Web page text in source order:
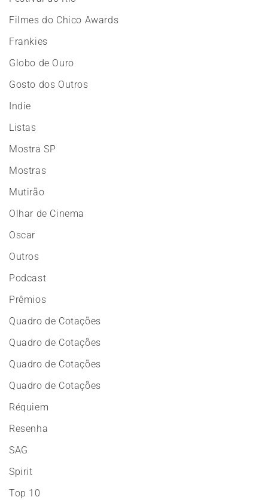
Filmes do Chico Awards
Frankies
Globo de Ouro
Gosto dos Outros
Indie
Listas
Mostra SP
Mostras
Mutirão
Olhar de Cinema
Oscar
Outros
Podcast
Prêmios
Quadro de Cotações
Quadro de Cotações
Quadro de Cotações
Quadro de Cotações
Réquiem
Resenha
SAG
Spirit
Top 10